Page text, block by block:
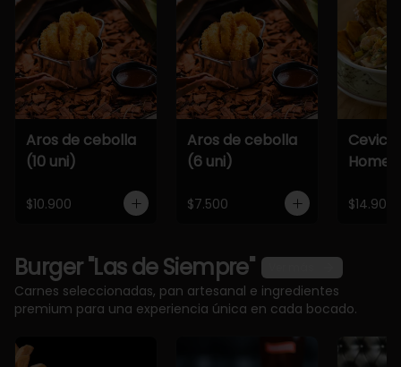
Aros de cebolla
(10 uni)
$10.900
Aros de cebolla
(6 uni)
$7.500
Home
$14.900
Burger "Las de Siempre"
Carnes seleccionadas, pan artesanal e ingredientes
premium para una experiencia única en cada bocado.